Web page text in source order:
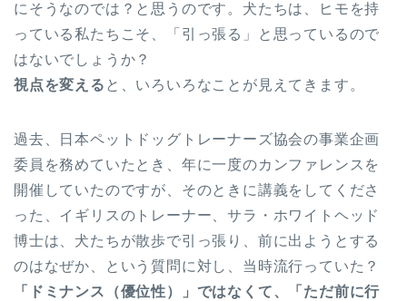
にそうなのでは？と思うのです。犬たちは、ヒモを持
っている私たちこそ、「引っ張る」と思っているので
はないでしょうか？
視点を変える と、いろいろなことが見えてきます。
過去、日本ペットドッグトレーナーズ協会の事業企画
委員を務めていたとき、年に一度のカンファレンスを
開催していたのですが、そのときに講義をしてくださ
った、イギリスのトレーナー、サラ・ホワイトヘッド
博士は、犬たちが散歩で引っ張り、前に出ようとする
のはなぜか、という質問に対し、当時流行っていた？
「ドミナンス（優位性）」ではなくて、「ただ前に行